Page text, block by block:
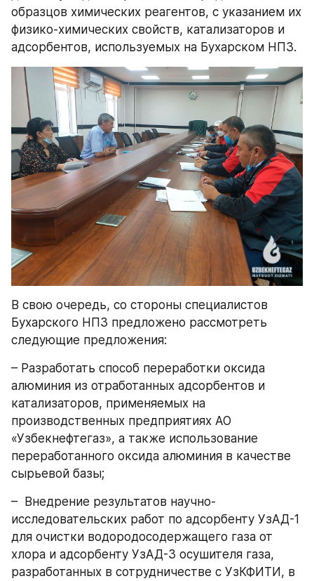
образцов химических реагентов, с указанием их
физико-химических свойств, катализаторов и
адсорбентов, используемых на Бухарском НПЗ.
В свою очередь, со стороны специалистов
Бухарского НПЗ предложено рассмотреть
следующие предложения:
– Разработать способ переработки оксида
алюминия из отработанных адсорбентов и
катализаторов, применяемых на
производственных предприятиях АО
«Узбекнефтегаз», а также использование
переработанного оксида алюминия в качестве
сырьевой базы;
–  Внедрение результатов научно-
исследовательских работ по адсорбенту УзАД-1
для очистки водородосодержащего газа от
хлора и адсорбенту УзАД-3 осушителя газа,
разработанных в сотрудничестве с УзКФИТИ, в